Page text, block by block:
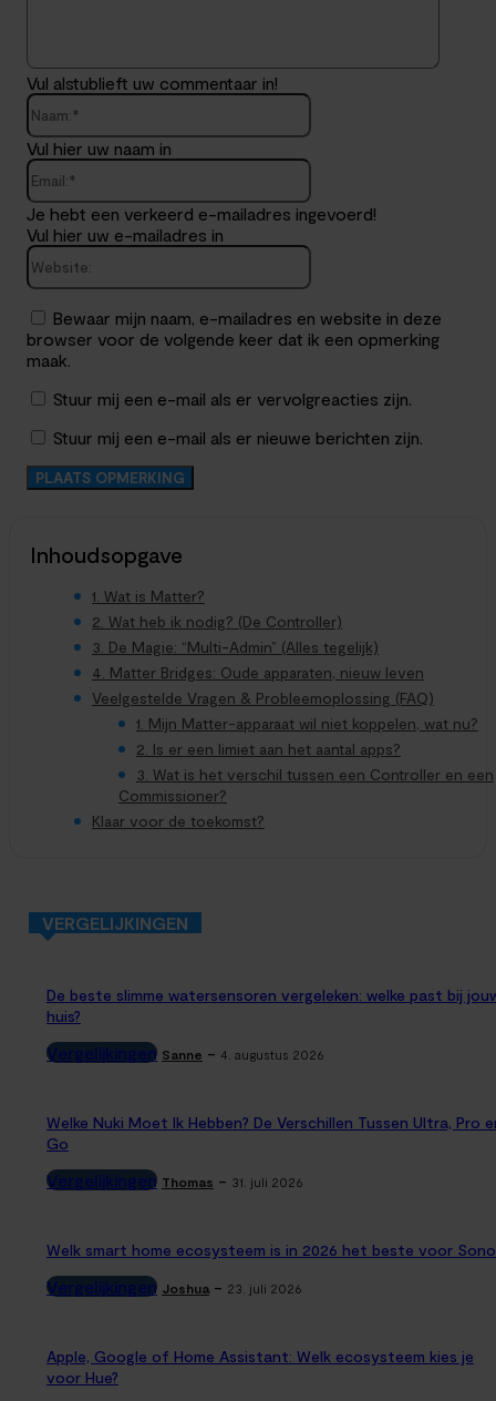
Vul alstublieft uw commentaar in!
Naam:*
Vul hier uw naam in
Email:*
Je hebt een verkeerd e-mailadres ingevoerd!
Vul hier uw e-mailadres in
Website:
Bewaar mijn naam, e-mailadres en website in deze
browser voor de volgende keer dat ik een opmerking
maak.
Stuur mij een e-mail als er vervolgreacties zijn.
Stuur mij een e-mail als er nieuwe berichten zijn.
Inhoudsopgave
1. Wat is Matter?
2. Wat heb ik nodig? (De Controller)
3. De Magie: “Multi-Admin” (Alles tegelijk)
4. Matter Bridges: Oude apparaten, nieuw leven
Veelgestelde Vragen & Probleemoplossing (FAQ)
1. Mijn Matter-apparaat wil niet koppelen, wat nu?
2. Is er een limiet aan het aantal apps?
3. Wat is het verschil tussen een Controller en een
Commissioner?
Klaar voor de toekomst?
VERGELIJKINGEN
De beste slimme watersensoren vergeleken: welke past bij
huis?
Vergelijkingen Sanne - 4. augustus 2026
Welke Nuki Moet Ik Hebben? De Verschillen Tussen Ultra, Pro
Go
Vergelijkingen Thomas - 31. juli 2026
Welk smart home ecosysteem is in 2026 het beste voor
Vergelijkingen Joshua - 23. juli 2026
Apple, Google of Home Assistant: Welk ecosysteem kies je
voor Hue?